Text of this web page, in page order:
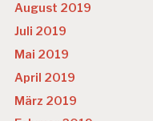
August 2019
Juli 2019
Mai 2019
April 2019
März 2019